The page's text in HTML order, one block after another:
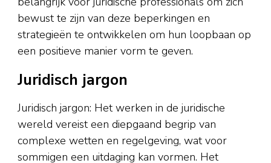
bewust te zijn van deze beperkingen en
strategieën te ontwikkelen om hun loopbaan op
een positieve manier vorm te geven.
Juridisch jargon
Juridisch jargon: Het werken in de juridische
wereld vereist een diepgaand begrip van
complexe wetten en regelgeving, wat voor
sommigen een uitdaging kan vormen. Het